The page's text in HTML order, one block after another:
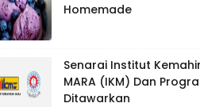
Homemade
Senarai Institut
MARA (IKM) Dan
Ditawarkan